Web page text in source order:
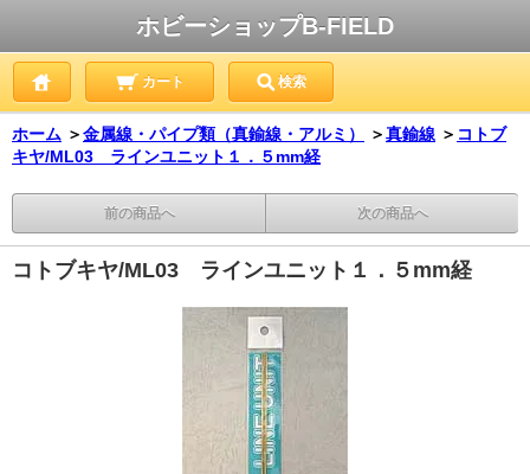
ホビーショップB-FIELD
カート 検索
ホーム ＞金属線・パイプ類（真鍮線・アルミ） ＞真鍮線 ＞ コトブ
キヤ/ML03 ラインユニット１．５mm経
前の商品へ 次の商品へ
コトブキヤ/ML03 ラインユニット１．５mm経